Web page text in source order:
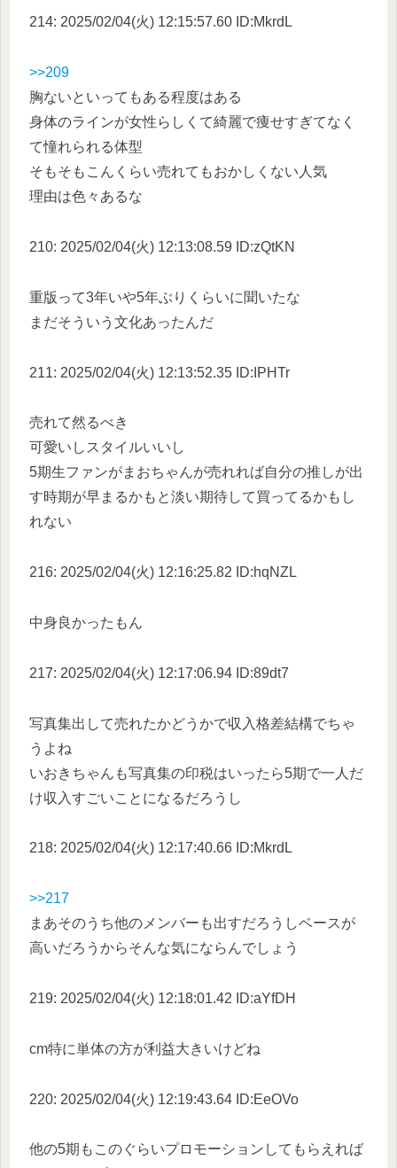
214: 2025/02/04(火) 12:15:57.60 ID:MkrdL
>>209
胸ないといってもある程度はある
身体のラインが女性らしくて綺麗で痩せすぎてなく
て憧れられる体型
そもそもこんくらい売れてもおかしくない人気
理由は色々あるな
210: 2025/02/04(火) 12:13:08.59 ID:zQtKN
重版って3年いや5年ぶりくらいに聞いたな
まだそういう文化あったんだ
211: 2025/02/04(火) 12:13:52.35 ID:IPHTr
売れて然るべき
可愛いしスタイルいいし
5期生ファンがまおちゃんが売れれば自分の推しが出
す時期が早まるかもと淡い期待して買ってるかもし
れない
216: 2025/02/04(火) 12:16:25.82 ID:hqNZL
中身良かったもん
217: 2025/02/04(火) 12:17:06.94 ID:89dt7
写真集出して売れたかどうかで収入格差結構でちゃ
うよね
いおきちゃんも写真集の印税はいったら5期で一人だ
け収入すごいことになるだろうし
218: 2025/02/04(火) 12:17:40.66 ID:MkrdL
>>217
まあそのうち他のメンバーも出すだろうしベースが
高いだろうからそんな気にならんでしょう
219: 2025/02/04(火) 12:18:01.42 ID:aYfDH
cm特に単体の方が利益大きいけどね
220: 2025/02/04(火) 12:19:43.64 ID:EeOVo
他の5期もこのぐらいプロモーションしてもらえれば